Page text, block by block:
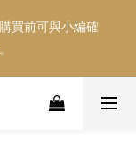
買前可與小編確
買前可與小編確
元購物金！！！